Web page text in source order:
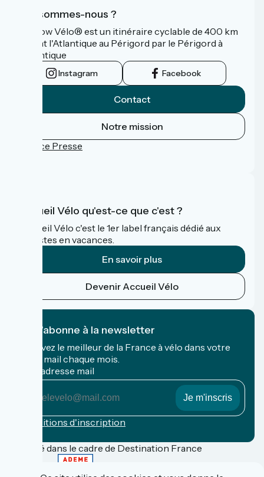
Qui sommes-nous ?
La Flow Vélo® est un itinéraire cyclable de 400 km
reliant l'Atlantique au Périgord par le Périgord à
l’Atlantique
Instagram Facebook
Contact
Notre mission
Espace Presse
Accueil Vélo qu'est-ce que c'est ?
Accueil Vélo c'est le 1er label français dédié aux
cyclistes en vacances.
En savoir plus
Devenir Accueil Vélo
Je m'abonne à la newsletter
Recevez le meilleur de la France à vélo dans votre
boîte mail chaque mois.
Mon adresse mail
adresse
Conditions d'inscription
Financé dans le cadre de Destination France